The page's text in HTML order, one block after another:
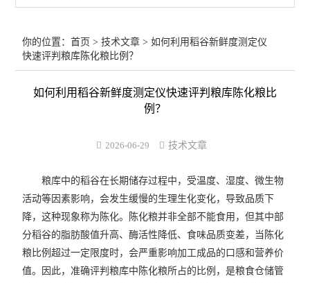
你的位置：首页 >技术文章 > 如何利用稻谷新鲜度测定仪
快速评判粮库陈化粮比例？
如何利用稻谷新鲜度测定仪快速评判粮库陈化粮比
例？
2026-06-29 技术文章
粮库中的稻谷在长期储存过程中，受温度、湿度、微生物
活动等因素影响，会发生缓慢的生理生化变化，导致品质下
降，这种现象称为陈化。陈化粮并非全部不能食用，但其中部
分稻谷的脂肪酸值升高、酶活性降低、食味品质变差，当陈化
粮比例超过一定限度时，会严重影响加工成品的口感和营养价
值。因此，准确评判粮库中陈化粮所占的比例，是粮食仓储管